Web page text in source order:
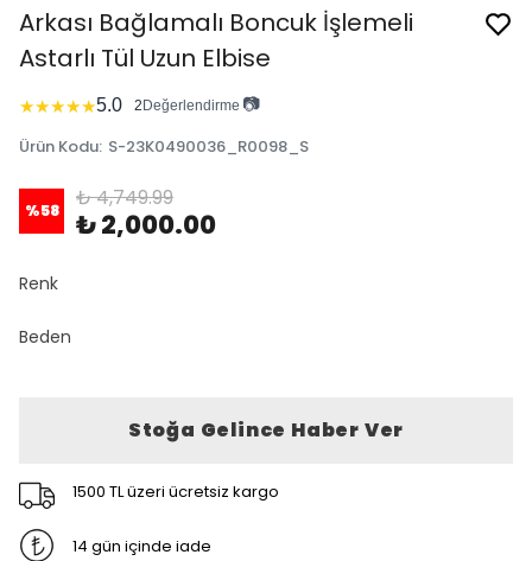
Arkası Bağlamalı Boncuk İşlemeli
Astarlı Tül Uzun Elbise
★★★★★5.0 2 Değerlendirme 📷
Ürün Kodu: S-23K0490036_R0098_S
%58 ₺ 4,749.99
₺ 2,000.00
Renk
Beden
Stoğa Gelince Haber Ver
1500 TL üzeri ücretsiz kargo
14 gün içinde iade